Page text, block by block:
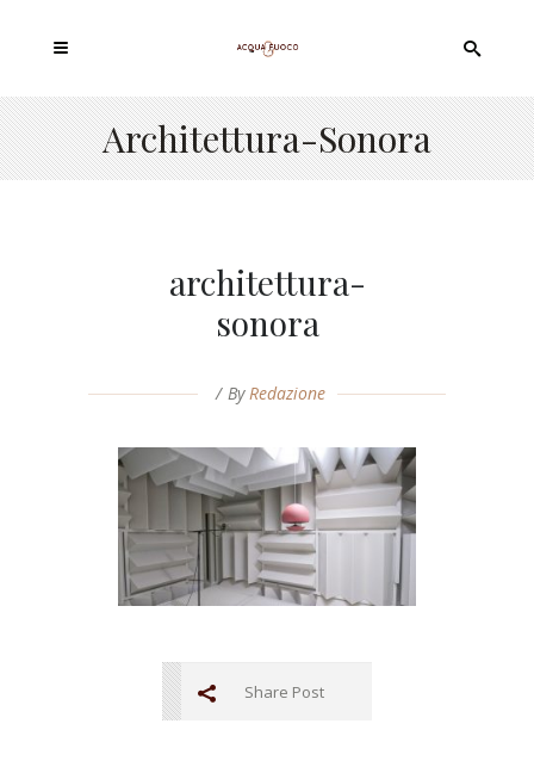
Architettura-Sonora
architettura-
sonora
ByRedazione
Share Post